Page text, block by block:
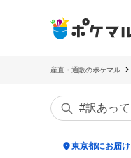
産直・通販のポケマル
location_on東京都にお届け